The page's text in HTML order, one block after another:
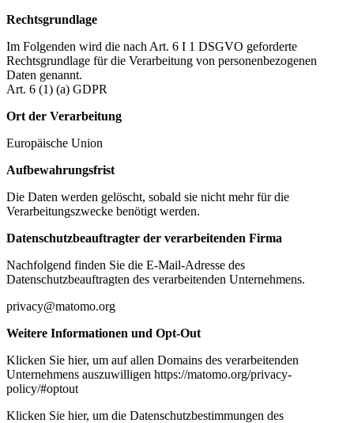
Rechtsgrundlage
Im Folgenden wird die nach Art. 6 I 1 DSGVO geforderte
Rechtsgrundlage für die Verarbeitung von personenbezogenen
Daten genannt.
Art. 6 (1) (a) GDPR
Ort der Verarbeitung
Europäische Union
Aufbewahrungsfrist
Die Daten werden gelöscht, sobald sie nicht mehr für die
Verarbeitungszwecke benötigt werden.
Datenschutzbeauftragter der verarbeitenden Firma
Nachfolgend finden Sie die E-Mail-Adresse des
Datenschutzbeauftragten des verarbeitenden Unternehmens.
privacy@matomo.org
Weitere Informationen und Opt-Out
Klicken Sie hier, um auf allen Domains des verarbeitenden
Unternehmens auszuwilligen https://matomo.org/privacy-
policy/#optout
Klicken Sie hier, um die Datenschutzbestimmungen des